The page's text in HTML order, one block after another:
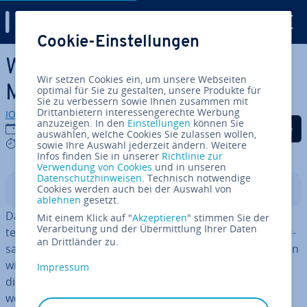
Zum Haupt­in­halt springen
Was ist das Client-Server-
Modell?
IONOS Redaktion
27.10.2022
5 mins
Auf Facebook teilen
Auf Twitter teilen
Auf LinkedIn
In­halts­ver­zeich­nis
Das Client-Server-Modell ist eines der gän­gigs­ten Ar­chi­
tek­tur­kon­zep­te in der Netz­werk­tech­nik. Es regelt das Zu­
sam­men­spiel vonClient
und Server. All­täg­li­che Aufgaben
wie das Senden von HTTP-Anfragen an Webserver oder
die Über­tra­gung von Dateien via FTP sind typische An­
wen­dungs­fäl­le.
Cookie-Einstellungen
Wir setzen Cookies ein, um unsere Webseiten
optimal für Sie zu gestalten, unsere Produkte für
Sie zu verbessern sowie Ihnen zusammen mit
Drittanbietern interessengerechte Werbung
anzuzeigen. In den Einstellungen können Sie
auswählen, welche Cookies Sie zulassen wollen,
sowie Ihre Auswahl jederzeit ändern. Weitere
Infos finden Sie in unserer Richtlinie zur
Verwendung von Cookies und in unseren
Datenschutzhinweisen. Technisch notwendige
Cookies werden auch bei der Auswahl von
ablehnen gesetzt.
Mit einem Klick auf "Akzeptieren" stimmen Sie der
Verarbeitung und der Übermittlung Ihrer Daten
an Drittländer zu.
Impressum